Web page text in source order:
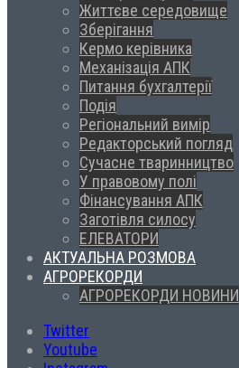
Життєве середовище
Зберігання
Кермо керівника
Механізація АПК
Питання бухгалтерії
Подія
Регіональний вимір
Редакторський погляд
Сучасне тваринництво
У правовому полі
Фінансування АПК
Заготівля силосу
ЕЛЕВАТОРИ
АКТУАЛЬНА РОЗМОВА
АГРОРЕКОРДИ
АГРОРЕКОРДИ НОВИНИ
Twitter
Youtube